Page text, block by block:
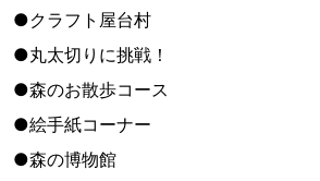
●クラフト屋台村
●丸太切りに挑戦！
●森のお散歩コース
●絵手紙コーナー
●森の博物館